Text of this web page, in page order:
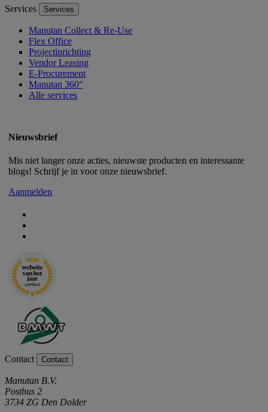
Services Services
Manutan Collect & Re-Use
Flex Office
Projectinrichting
Vendor Leasing
E-Procurement
Manutan 360°
Alle services
Nieuwsbrief
Mis niet langer onze acties, nieuwste producten en interessante
blogs! Schrijf je in voor onze nieuwsbrief.
Aanmelden
Contact Contact
Manutan B.V.
Postbus 2
3734 ZG Den Dolder